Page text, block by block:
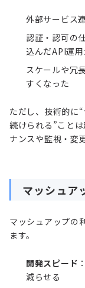
外部サービス
認証・認可の
込んだAPI運
スケールや冗
すくなった
ただし、技術的に
続けられる”こと
ナンスや監視・変
マッシュア
マッシュアップの
ます。
開発スピード
減らせる